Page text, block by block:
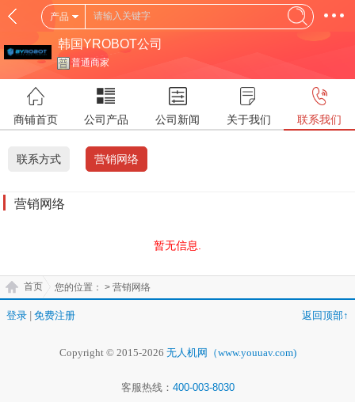
产品
韩国YROBOT公司
普通商家
商铺首页 公司产品 公司新闻 关于我们 联系我们
联系方式 营销网络
营销网络
暂无信息.
您的位置：
首页 > 营销网络
登录 免费注册 返回顶部↑
Copyright © 2015-2026 无人机网（www.youuav.com)
客服热线： 400-003-8030